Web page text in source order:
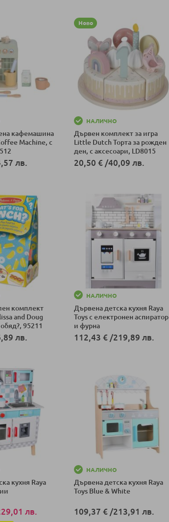
кафемашина
Machine, с
лв.
Ново
НАЛИЧНО
Дървен комплект за игра
Little Dutch Торта за рожден
ден, с аксесоари, LD8015
20,50 € /40,09 лв.
комплект
and Doug
95211
лв.
НАЛИЧНО
Дървена детска кухня Raya
Toys с електронен аспиратор
и фурна
112,43 € /219,89 лв.
кухня Raya
лв.
НАЛИЧНО
Дървена детска кухня Raya
Toys Blue & White
109,37 € /213,91 лв.